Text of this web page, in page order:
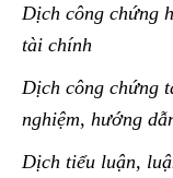
Dịch công chứng
tài chính
Dịch công chứng
nghiệm, hướng
Dịch tiểu luận,